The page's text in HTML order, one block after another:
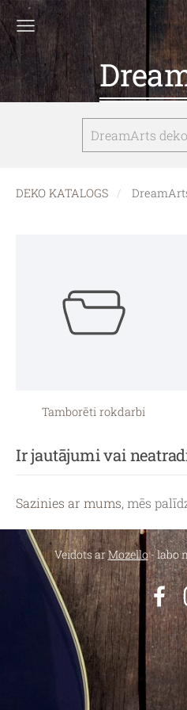
DreamArts
Ir jautājumi vai
Sazinies ar mums, mēs
DEKO KATALOGS
Tamborēti rokdarbi
Veidots arMozello- labo